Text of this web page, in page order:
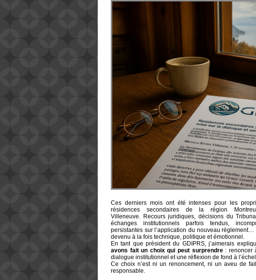
Ces derniers mois ont été intenses pour les
résidences secondaires de la région
Villeneuve. Recours juridiques, décisions du
échanges institutionnels parfois tendus,
persistantes sur l’application du nouveau règlement…
devenu à la fois technique, politique et émotionnel.
En tant que président du GDIPRS, j’aimerais
avons fait un choix qui peut surprendre: renoncer
dialogue institutionnel et une réflexion de fond à
Ce choix n’est ni un renoncement, ni un aveu de
responsable.